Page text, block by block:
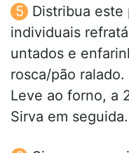
Distribua
individuais
untados e
rosca/pão ralado.
Leve ao forno, a
Sirva em seguida.